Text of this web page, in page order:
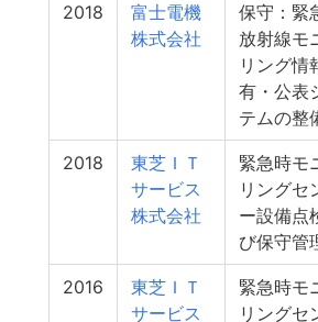
2018
富士電機
株式会社
保守：緊
放射線モ
リング情
有・公表
テムの整
2018
東芝ＩＴ
サービス
株式会社
緊急時モ
リングセ
ー設備点
び保守管
2016
東芝ＩＴ
サービス
緊急時モ
リングセ